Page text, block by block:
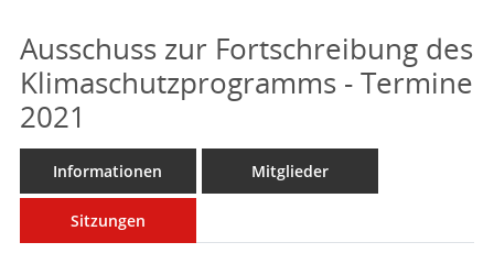
Ausschuss zur Fortschreibung des
Klimaschutzprogramms - Termine
2021
Informationen Mitglieder
Sitzungen